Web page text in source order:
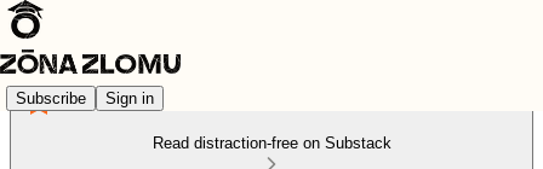
Subscribe Sign in
Read distraction-free on Substack